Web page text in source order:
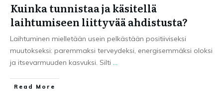
Kuinka tunnistaa ja käsitellä
laihtumiseen liittyvää ahdistusta?
Laihtuminen mielletään usein pelkästään positiiviseksi
muutokseksi: paremmaksi terveydeksi, energisemmäksi oloksi
ja itsevarmuuden kasvuksi. Silti ...
Read More